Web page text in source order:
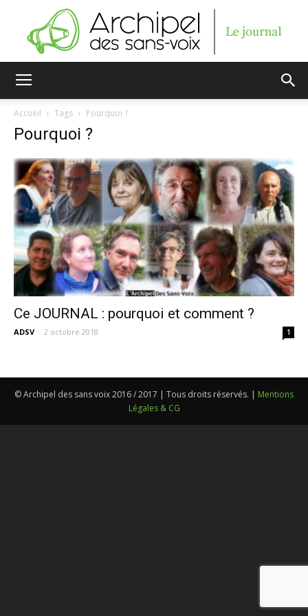
sans-
voix
Accueil Tags Pourquoi ?
Pourquoi ?
Ce JOURNAL : pourquoi et comment ?
ADSV - 2 octobre 2018 1
© Archipel des sans voix 2016 / 2017 | Tous droits réservés. | Mentions
Légales & CG